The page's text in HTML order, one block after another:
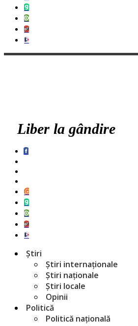
Liber la gândire
Știri
Știri internaționale
Știri naționale
Știri locale
Opinii
Politică
Politică națională